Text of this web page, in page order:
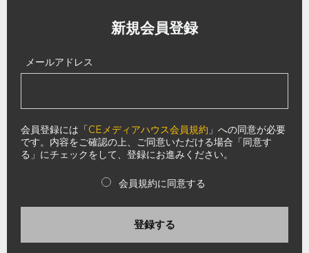
新規会員登録
メールアドレス
会員登録には「CEメディアハウス会員規約 」への同意が必要
です。内容をご確認の上、ご同意いただける場合「同意す
る」にチェックをして、登録にお進みください。
会員規約に同意する
登録する